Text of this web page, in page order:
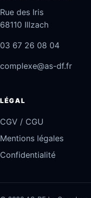
Rue des Iris
68110 Illzach
03 67 26 08 04
complexe@as-df.fr
LÉGAL
CGV / CGU
Mentions légales
Confidentialité